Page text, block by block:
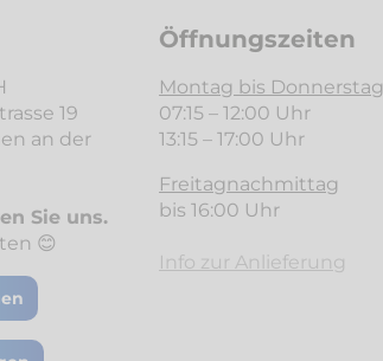
19
an der
Sie uns.
😊
Öffnungszeiten
Montag bis Donnerstag
07:15 – 12:00 Uhr
13:15 – 17:00 Uhr
Freitagnachmittag
bis 16:00 Uhr
Info zur Anlieferung